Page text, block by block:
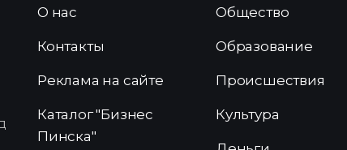
О нас
Контакты
Реклама на сайте
Каталог "Бизнес
Пинска"
Общество
Образование
Происшествия
Культура